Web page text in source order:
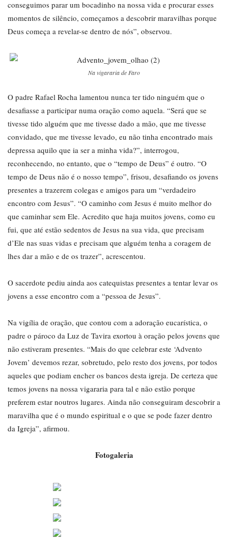
conseguimos parar um bocadinho na nossa vida e procurar esses
momentos de silêncio, começamos a descobrir maravilhas porque
Deus começa a revelar-se dentro de nós”, observou.
Na vigararia de Faro
O padre Rafael Rocha lamentou nunca ter tido ninguém que o
desafiasse a participar numa oração como aquela. “Será que se
tivesse tido alguém que me tivesse dado a mão, que me tivesse
convidado, que me tivesse levado, eu não tinha encontrado mais
depressa aquilo que ia ser a minha vida?”, interrogou,
reconhecendo, no entanto, que o “tempo de Deus” é outro. “O
tempo de Deus não é o nosso tempo”, frisou, desafiando os jovens
presentes a trazerem colegas e amigos para um “verdadeiro
encontro com Jesus”. “O caminho com Jesus é muito melhor do
que caminhar sem Ele. Acredito que haja muitos jovens, como eu
fui, que até estão sedentos de Jesus na sua vida, que precisam
d’Ele nas suas vidas e precisam que alguém tenha a coragem de
lhes dar a mão e de os trazer”, acrescentou.
O sacerdote pediu ainda aos catequistas presentes a tentar levar os
jovens a esse encontro com a “pessoa de Jesus”.
Na vigília de oração, que contou com a adoração eucarística, o
padre o pároco da Luz de Tavira exortou à oração pelos jovens que
não estiveram presentes. “Mais do que celebrar este ‘Advento
Jovem’ devemos rezar, sobretudo, pelo resto dos jovens, por todos
aqueles que podiam encher os bancos desta igreja. De certeza que
temos jovens na nossa vigararia para tal e não estão porque
preferem estar noutros lugares. Ainda não conseguiram descobrir a
maravilha que é o mundo espiritual e o que se pode fazer dentro
da Igreja”, afirmou.
Fotogaleria